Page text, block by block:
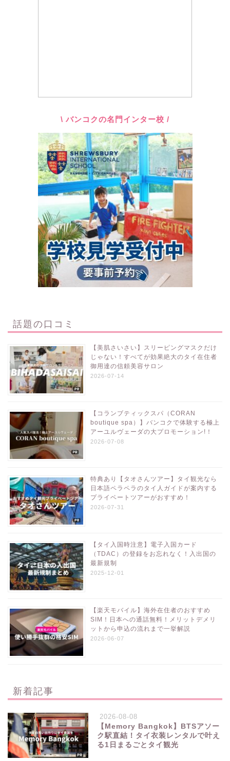
\ バンコクの名門インター校 /
話題の口コミ
【美肌さいさい】スリーピングマスクだけ
じゃない！すべてが効果絶大のタイ在住者
御用達の信頼美容サロン
2026-07-14
【コランブティックスパ（CORAN
boutique spa）】バンコクで体験する極上
アーユルヴェーダの大プロモーション!！
2026-07-08
特典あり【タオさんツアー】タイ観光なら
日本語ペラペラのタイ人ガイドが案内する
プライベートツアーがおすすめ！
2026-07-31
【タイ入国時注意】電子入国カード
（TDAC）の登録をお忘れなく！入出国の
最新規制
2025-12-01
【楽天モバイル】海外在住者のおすすめ
SIM！日本への通話無料！メリットデメリ
ットから申込の流れまで一挙解説
2026-06-07
新着記事
2026-08-08
【Memory Bangkok】BTSアソー
ク駅直結！タイ衣装レンタルで叶え
る1日まるごとタイ観光